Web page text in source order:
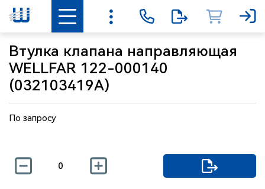
Втулка клапана направляющая
WELLFAR 122-000140
(032103419A)
По запросу